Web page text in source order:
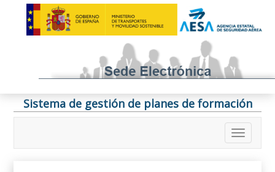
Sistema de gestión de planes de formación